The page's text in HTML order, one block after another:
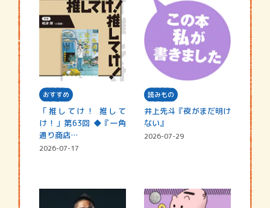
おすすめ
「推してけ！ 推して
け！」第63回 ◆『一角
通り商店…
2026-07-17
読みもの
井上先斗『夜がまだ明け
ない』
2026-07-29